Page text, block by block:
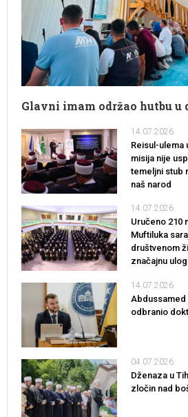
Glavni imam održao hutbu u
14.07.2026
Reisul-ulema
misija nije
temeljni stub
naš narod
14.07.2026
Uručeno 210
Muftiluka
društvenom
značajnu
14.07.2026
odbranio
04.07.2026
Dženaza u
zločin nad